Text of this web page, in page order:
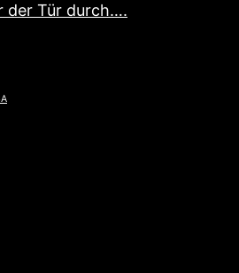
der Tür durch….